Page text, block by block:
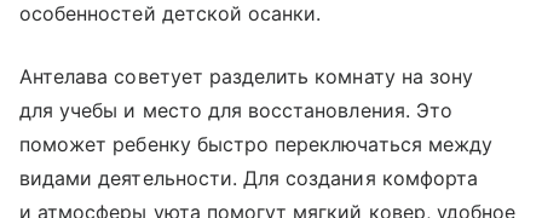
особенностей детской осанки.
Антелава советует разделить комнату на зону
для учебы и место для восстановления. Это
поможет ребенку быстро переключаться между
видами деятельности. Для создания комфорта
и атмосферы уюта помогут мягкий ковер, удобное